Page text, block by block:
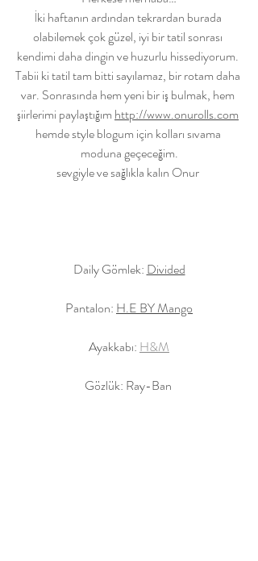
İki haftanın ardından tekrardan burada
olabilemek çok güzel, iyi bir tatil sonrası
kendimi daha dingin ve huzurlu hissediyorum.
Tabii ki tatil tam bitti sayılamaz, bir rotam daha
var. Sonrasında hem yeni bir iş bulmak, hem
şiirlerimi paylaştığım http://www.onurolls.com
hemde style blogum için kolları sıvama
moduna geçeceğim.
sevgiyle ve sağlıkla kalın Onur
Daily Gömlek: Divided
Pantalon: H.E BY Mango
Ayakkabı: H&M
Gözlük: Ray-Ban